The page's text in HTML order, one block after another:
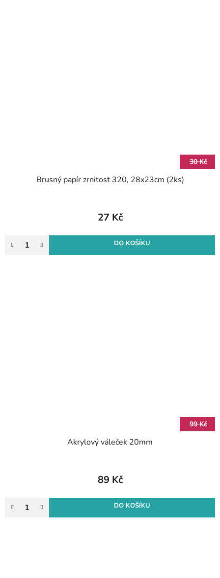
30 Kč
Brusný papír zrnitost 320, 28x23cm (2ks)
27 Kč
DO KOŠÍKU
99 Kč
Akrylový váleček 20mm
89 Kč
DO KOŠÍKU